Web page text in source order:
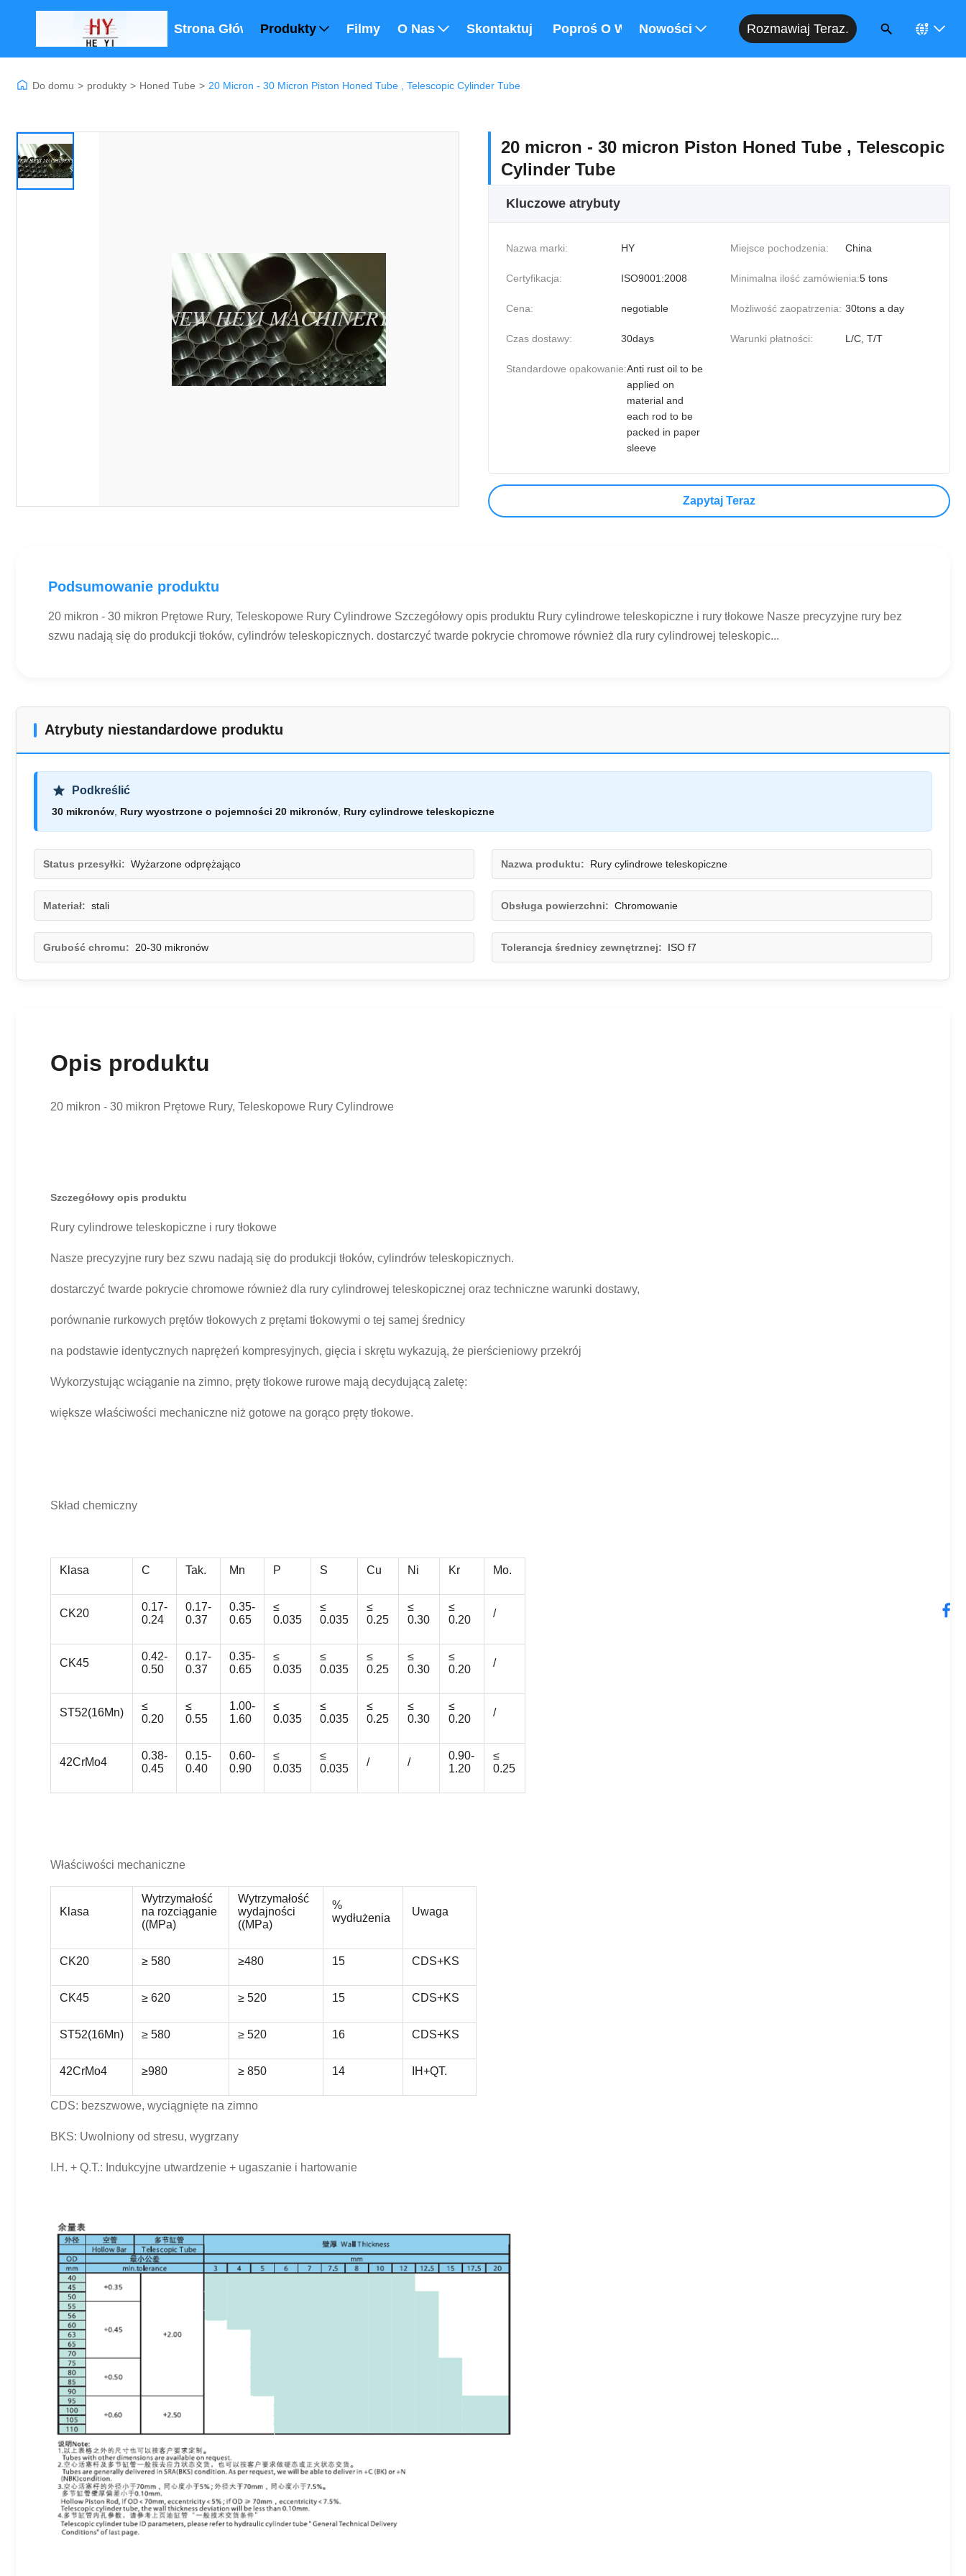
Strona GłównaProdukty Filmy O Nas Skontaktuj Się Z NamiPoproś O WycenęNowości Rozmawiaj Teraz.
Do domu > produkty > Honed Tube > 20 Micron - 30 Micron Piston Honed Tube , Telescopic Cylinder Tube
20 micron - 30 micron Piston Honed Tube , Telescopic
Cylinder Tube
Kluczowe atrybuty
Nazwa marki: HY Miejsce pochodzenia: China
Certyfikacja: ISO9001:2008 Minimalna ilość zamówienia:5 tons
Cena: negotiable Możliwość zaopatrzenia: 30tons a day
Czas dostawy: 30days Warunki płatności: L/C, T/T
Standardowe opakowanie:Anti rust oil to be
applied on
material and
each rod to be
packed in paper
sleeve
Zapytaj Teraz
Podsumowanie produktu
20 mikron - 30 mikron Prętowe Rury, Teleskopowe Rury Cylindrowe Szczegółowy opis produktu Rury cylindrowe teleskopiczne i rury tłokowe Nasze precyzyjne rury bez
szwu nadają się do produkcji tłoków, cylindrów teleskopicznych. dostarczyć twarde pokrycie chromowe również dla rury cylindrowej teleskopic...
Atrybuty niestandardowe produktu
Podkreślić
30 mikronów Rury wyostrzone o pojemności 20 mikronów Rury cylindrowe teleskopiczne
Status przesyłki: Wyżarzone odprężająco Nazwa produktu: Rury cylindrowe teleskopiczne
Materiał: stali Obsługa powierzchni: Chromowanie
Grubość chromu: 20-30 mikronów Tolerancja średnicy zewnętrznej: ISO f7
Opis produktu
20 mikron - 30 mikron Prętowe Rury, Teleskopowe Rury Cylindrowe
Szczegółowy opis produktu
Rury cylindrowe teleskopiczne i rury tłokowe
Nasze precyzyjne rury bez szwu nadają się do produkcji tłoków, cylindrów teleskopicznych.
dostarczyć twarde pokrycie chromowe również dla rury cylindrowej teleskopicznej oraz techniczne warunki dostawy,
porównanie rurkowych prętów tłokowych z prętami tłokowymi o tej samej średnicy
na podstawie identycznych naprężeń kompresyjnych, gięcia i skrętu wykazują, że pierścieniowy przekrój
Wykorzystując wciąganie na zimno, pręty tłokowe rurowe mają decydującą zaletę:
większe właściwości mechaniczne niż gotowe na gorąco pręty tłokowe.
Skład chemiczny
Klasa C Tak. Mn P S Cu Ni Kr Mo.
CK20
0.17-
0.24
0.17-
0.37
0.35-
0.65
≤
0.035
≤
0.035
≤
0.25
≤
0.30
≤
0.20
/
CK45
0.42-
0.50
0.17-
0.37
0.35-
0.65
≤
0.035
≤
0.035
≤
0.25
≤
0.30
≤
0.20
/
ST52(16Mn)
≤
0.20
≤
0.55
1.00-
1.60
≤
0.035
≤
0.035
≤
0.25
≤
0.30
≤
0.20
/
42CrMo4
0.38-
0.45
0.15-
0.40
0.60-
0.90
≤
0.035
≤
0.035
/ /
0.90-
1.20
≤
0.25
Właściwości mechaniczne
Klasa
Wytrzymałość
na rozciąganie
((MPa)
Wytrzymałość
wydajności
((MPa)
%
wydłużenia
Uwaga
CK20 ≥ 580 ≥480 15 CDS+KS
CK45 ≥ 620 ≥ 520 15 CDS+KS
ST52(16Mn) ≥ 580 ≥ 520 16 CDS+KS
42CrMo4 ≥980 ≥ 850 14 IH+QT.
CDS: bezszwowe, wyciągnięte na zimno
BKS: Uwolniony od stresu, wygrzany
I.H. + Q.T.: Indukcyjne utwardzenie + ugaszanie i hartowanie